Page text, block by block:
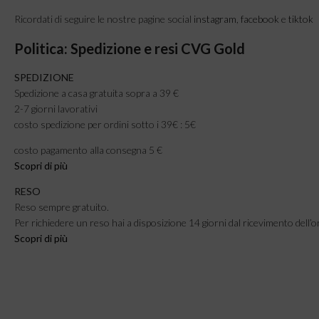
Ricordati di seguire le nostre pagine social instagram facebook e tiktok
Politica: Spedizione e resi CVG Gold
SPEDIZIONE
Spedizione a casa gratuita sopra a 39 €
2-7 giorni lavorativi
costo spedizione per ordini sotto i 39€ : 5€
costo pagamento alla consegna 5 €
Scopri di più
RESO
Reso sempre gratuito.
Per richiedere un reso hai a disposizione 14 giorni dal ricevimento
Scopri di più